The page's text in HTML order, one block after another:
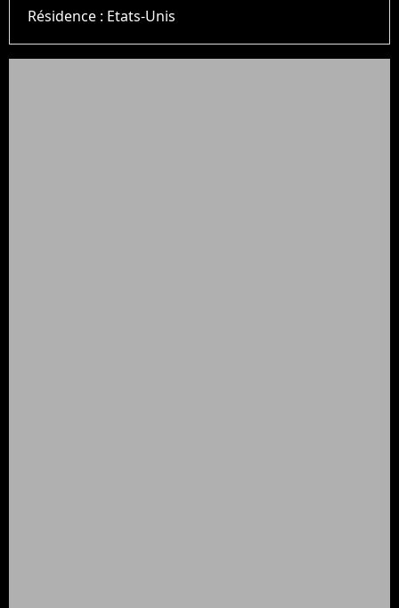
Résidence : Etats-Unis